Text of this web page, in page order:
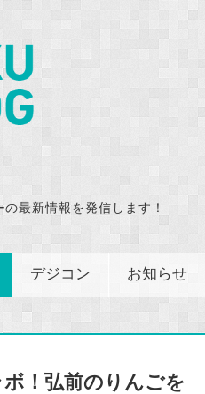
最新情報を発信します！
デジコン お知らせ
！弘前のりんごを